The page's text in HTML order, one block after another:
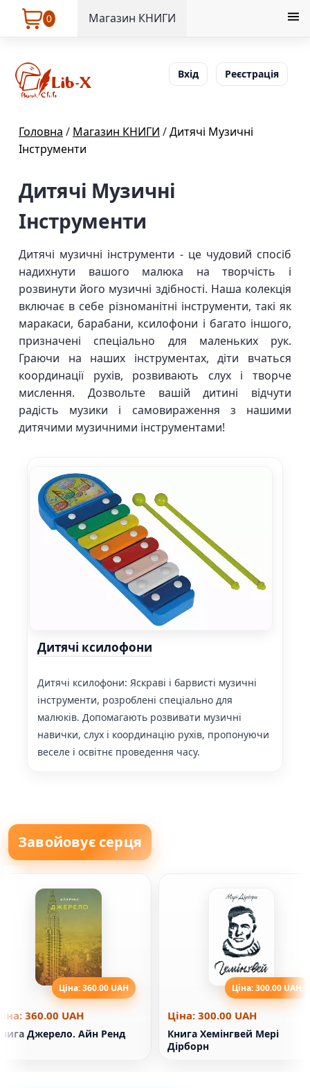
0 Магазин КНИГИ
Вхід Реєстрація
Головна / Магазин КНИГИ /Дитячі Музичні
Інструменти
Дитячі Музичні
Інструменти
Дитячі музичні інструменти - це чудовий спосіб
надихнути вашого малюка на творчість і
розвинути його музичні здібності. Наша колекція
включає в себе різноманітні інструменти, такі як
маракаси, барабани, ксилофони і багато іншого,
призначені спеціально для маленьких рук.
Граючи на наших інструментах, діти вчаться
координації рухів, розвивають слух і творче
мислення. Дозвольте вашій дитині відчути
радість музики і самовираження з нашими
дитячими музичними інструментами!
Дитячі ксилофони
Дитячі ксилофони: Яскраві і барвисті музичні
інструменти, розроблені спеціально для
малюків. Допомагають розвивати музичні
навички, слух і координацію рухів, пропонуючи
веселе і освітнє проведення часу.
Завойовує серця
Ціна: 360.00 UAH
360.00 UAH
Джерело. Айн Ренд
Ціна: 300.00 UAH
Ціна: 300.00 UAH
Книга Хемінгвей Мері
Дірборн